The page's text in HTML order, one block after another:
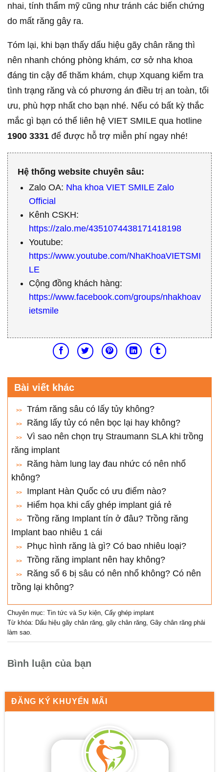
ĐĂNG KÝ KHUYẾN MÃI
nhai, tính thẩm mỹ cũng như tránh các biến chứng
do mất răng gây ra.
Tóm lại, khi bạn thấy dấu hiệu gãy chân răng thì
nên nhanh chóng phòng khám, cơ sở nha khoa
đáng tin cậy để thăm khám, chụp Xquang kiểm tra
tình trạng răng và có phương án điều trị an toàn, tối
ưu, phù hợp nhất cho bạn nhé. Nếu có bất kỳ thắc
mắc gì bạn có thể liên hệ VIET SMILE qua hotline
1900 3331 để được hỗ trợ miễn phí ngay nhé!
Hệ thống website chuyên sâu:
Zalo OA: Nha khoa VIET SMILE Zalo
Official
Kênh CSKH:
https://zalo.me/4351074438171418198
Youtube:
https://www.youtube.com/NhaKhoaVIETSMI
LE
Cộng đồng khách hàng:
https://www.facebook.com/groups/nhakhoav
ietsmile
Bài viết khác
Trám răng sâu có lấy tủy không?
Răng lấy tủy có nên bọc lại hay không?
Vì sao nên chọn trụ Straumann SLA khi trồng
răng implant
Răng hàm lung lay đau nhức có nên nhổ
không?
Implant Hàn Quốc có ưu điểm nào?
Hiểm họa khi cấy ghép implant giá rẻ
Trồng răng Implant tín ở đâu? Trồng răng
Implant bao nhiêu 1 cái
Phục hình răng là gì? Có bao nhiêu loại?
Trồng răng implant nên hay không?
Răng số 6 bị sâu có nên nhổ không? Có nên
trồng lại không?
Chuyên mục: Tin tức và Sự kiện, Cấy ghép implant
Từ khóa: Dấu hiệu gãy chân răng, gãy chân răng, Gãy chân răng phải
làm sao.
Bình luận của bạn